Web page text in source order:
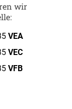
wir
VEA
VEC
VFB